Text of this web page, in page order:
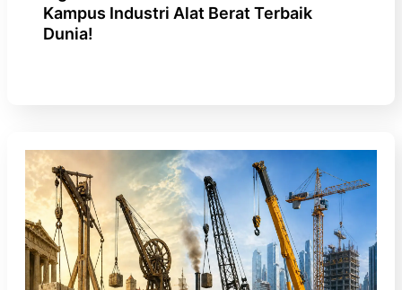
Kampus Industri Alat Berat Terbaik
Dunia!